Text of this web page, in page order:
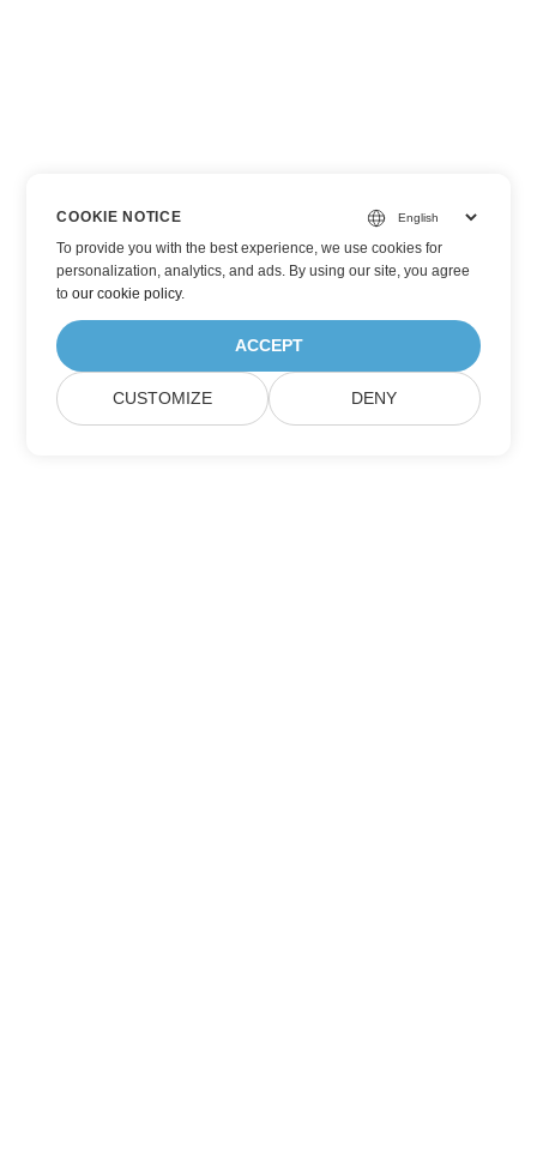
COOKIE NOTICE
To provide you with the best experience, we use cookies for
personalization, analytics, and ads. By using our site, you agree
toour cookie policy.
ACCEPT
CUSTOMIZE DENY